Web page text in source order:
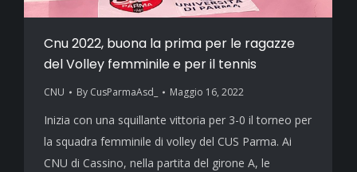
Cnu 2022, buona la prima per le ragazze
del Volley femminile e per il tennis
CNU By CusParmaAsd_ Maggio 16, 2022
Inizia con una squillante vittoria per 3-0 il torneo per
la squadra femminile di volley del CUS Parma. Ai
CNU di Cassino, nella partita del girone A, le